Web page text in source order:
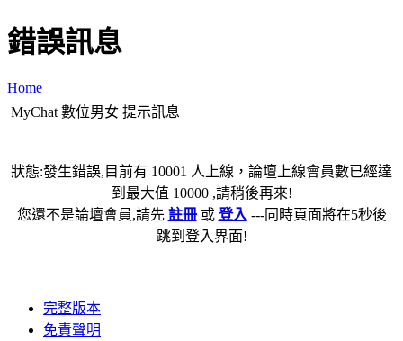
錯誤訊息
Home
MyChat 數位男女 提示訊息
狀態:發生錯誤,目前有 10001 人上線，論壇上線會員數已經達
到最大值 10000 ,請稍後再來!
您還不是論壇會員,請先 註冊或 登入 ---同時頁面將在5秒後
跳到登入界面!
完整版本
免責聲明